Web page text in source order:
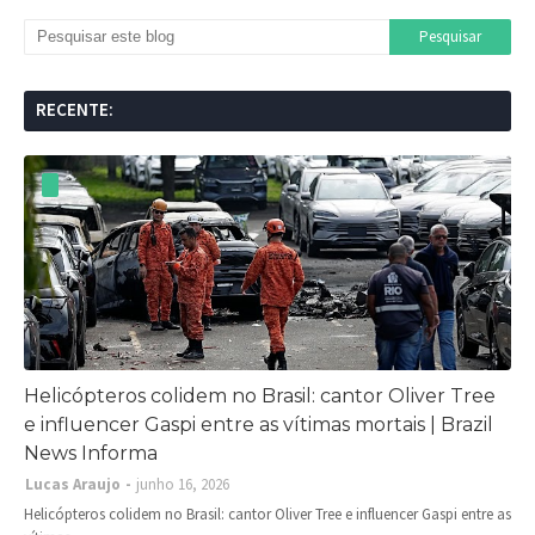
RECENTE:
Helicópteros colidem no Brasil: cantor Oliver Tree
e influencer Gaspi entre as vítimas mortais | Brazil
News Informa
Lucas Araujo
junho 16, 2026
Helicópteros colidem no Brasil: cantor Oliver Tree e influencer Gaspi entre as